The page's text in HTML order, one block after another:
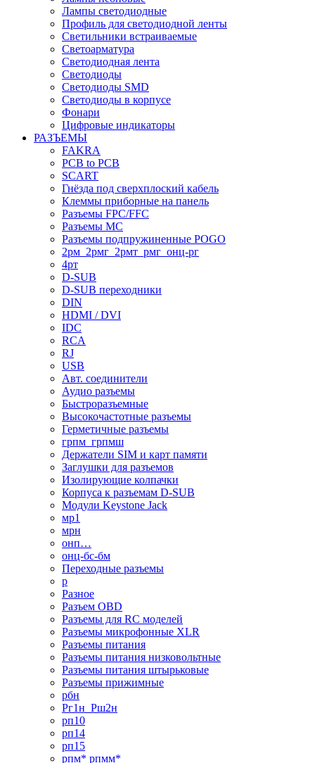
Лампы светодиодные
Профиль для светодиодной ленты
Светильники встраиваемые
Светоарматура
Светодиодная лента
Светодиоды
Светодиоды SMD
Светодиоды в корпусе
Фонари
Цифровые индикаторы
РАЗЪЕМЫ
FAKRA
PCB to PCB
SCART
Гнёзда под сверхплоский кабель
Клеммы приборные на панель
Разъемы FPC/FFC
Разъемы MC
Разъемы подпружиненные POGO
2рм_2рмг_2рмт_рмг_онц-рг
4рт
D-SUB
D-SUB переходники
DIN
HDMI / DVI
IDC
RCA
RJ
USB
Авт. соединители
Аудио разъемы
Быстроразъемные
Высокочастотные разъемы
Герметичные разъемы
грпм_грпмш
Держатели SIM и карт памяти
Заглушки для разъемов
Изолирующие колпачки
Корпуса к разъемам D-SUB
Модули Keystone Jack
мр1
мрн
онп…
онц-бс-бм
Переходные разъемы
р
Разное
Разъем OBD
Разъемы для RC моделей
Разъемы микрофонные XLR
Разъемы питания
Разъемы питания низковольтные
Разъемы питания штырьковые
Разъемы прижимные
рбн
Рг1н_Рш2н
рп10
рп14
рп15
рпм* рпмм*